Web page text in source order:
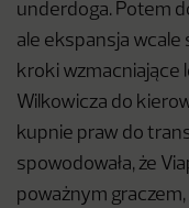
underdoga. Potem
ale ekspansja wcale
kroki wzmacniające
Wilkowicza do
kupnie praw do
spowodowała, że
poważnym